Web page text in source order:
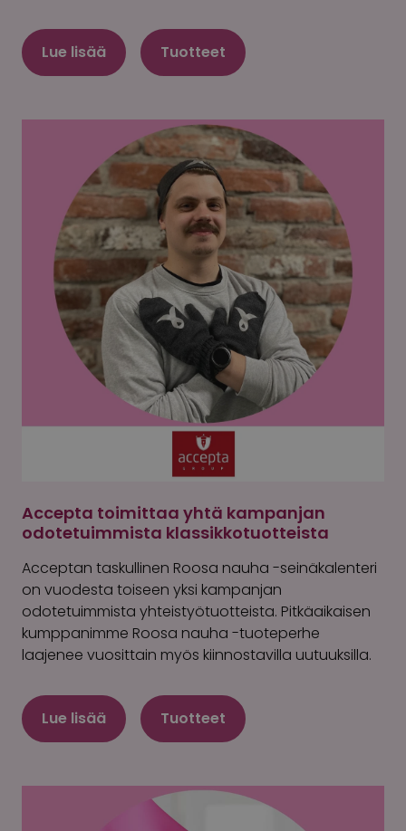
Lue lisää Tuotteet
Accepta toimittaa yhtä kampanjan
odotetuimmista klassikkotuotteista
Acceptan taskullinen Roosa nauha -seinäkalenteri
on vuodesta toiseen yksi kampanjan
odotetuimmista yhteistyötuotteista. Pitkäaikaisen
kumppanimme Roosa nauha -tuoteperhe
laajenee vuosittain myös kiinnostavilla uutuuksilla.
Lue lisää Tuotteet